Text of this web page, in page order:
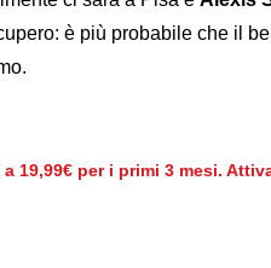
è più probabile che il
19,99€ per i primi 3 mesi.